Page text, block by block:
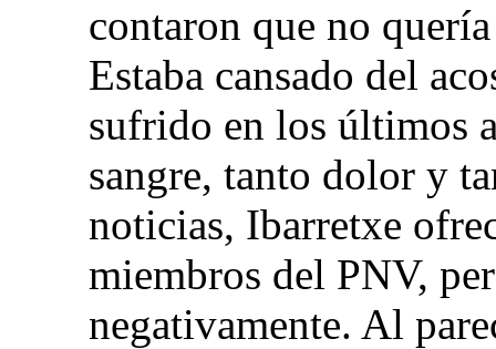
contaron que no
Estaba cansado del
sufrido en los últimos
sangre, tanto dolor y
noticias, Ibarretxe
miembros del PNV,
negativamente. Al